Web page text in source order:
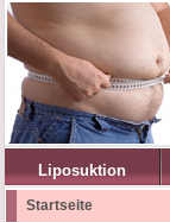
Liposuktion
Startseite